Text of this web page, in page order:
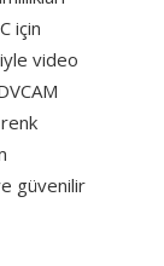
için
video
güvenilir